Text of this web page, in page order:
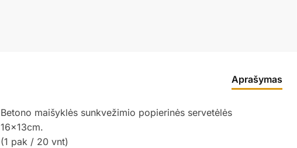
Aprašymas
Betono maišyklės sunkvežimio popierinės servetėlės
16x13cm.
(1 pak / 20 vnt)